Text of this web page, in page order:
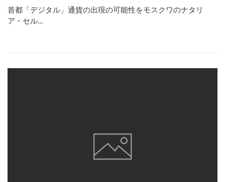
首都「デジタル」通貨の出現の可能性をモスクワのナタリ
ア・セル…